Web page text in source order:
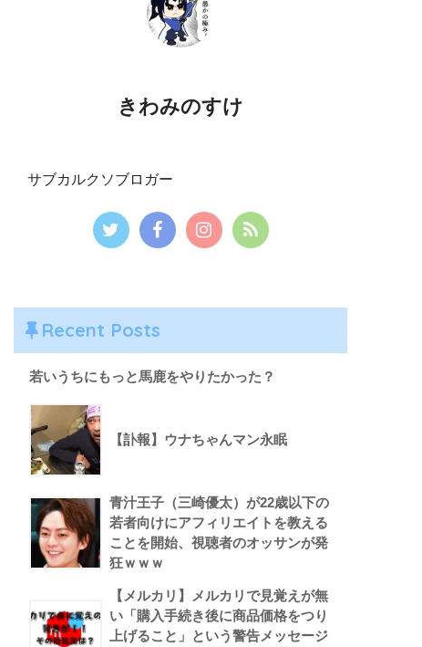
きわみのすけ
サブカルクソブロガー
Recent Posts
若いうちにもっと馬鹿をやりたかった？
【訃報】ウナちゃんマン永眠
青汁王子（三崎優太）が22歳以下の
若者向けにアフィリエイトを教える
ことを開始、視聴者のオッサンが発
狂ｗｗｗ
【メルカリ】メルカリで見覚えが無
い「購入手続き後に商品価格をつり
上げること」という警告メッセージ